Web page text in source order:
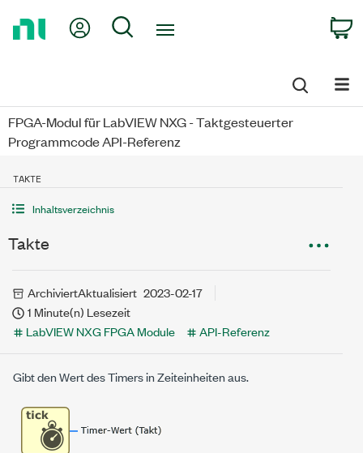
My Account
Search
FPGA-Modul für LabVIEW NXG - Taktgesteuerter
Programmcode API-Referenz
TAKTE
Inhaltsverzeichnis
Takte
ArchiviertAktualisiert 2023-02-17
1 Minute(n) Lesezeit
LabVIEW NXG FPGA Module
API-Referenz
Gibt den Wert des Timers in Zeiteinheiten aus.